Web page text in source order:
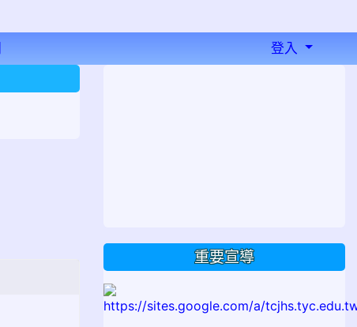
登入
重要宣導